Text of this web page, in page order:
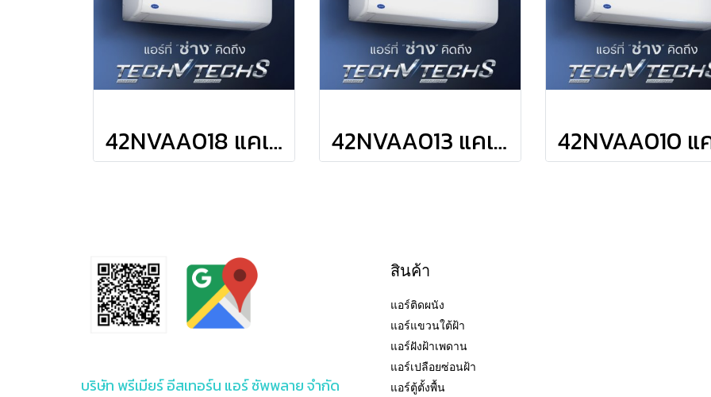
42NVAA018 แคเรียร์ CARRIER แบบติดผนัง รุ่น TECH-V Inverter R-32 ขนาด 18,000BTU(7200-19000) เบอร์5 รีโมทไร้สาย 2026 42NVAA013 แคเรียร์ CARRIER แบบติดผนัง รุ่น TECH-V Inverter R-32 ขนาด 12,000BTU(3600-12600) เบอร์5 รีโมทไร้สาย 2026
บริษัท พรีเมียร์ อีสเทอร์น แอร์ ซัพพลาย จำกัด
สินค้า
แอร์ติดผนัง
แอร์แขวนใต้ฝ้า
แอร์ฝังฝ้าเพดาน
แอร์เปลือยซ่อนฝ้า
แอร์ตู้ตั้งพื้น